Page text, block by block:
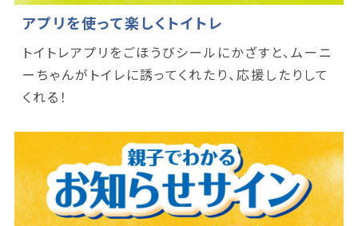
アプリを使って楽しくトイトレ
トイトレアプリをごほうびシールにかざすと、ムーニ
ーちゃんがトイレに誘ってくれたり、応援したりして
くれる！